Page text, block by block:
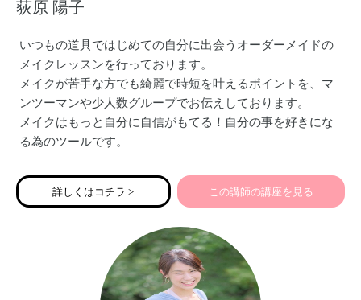
荻原 陽子
いつもの道具ではじめての自分に出会うオーダーメイドの
メイクレッスンを行っております。
メイクが苦手な方でも綺麗で時短を叶えるポイントを、マ
ンツーマンや少人数グループでお伝えしております。
メイクはもっと自分に自信がもてる！自分の事を好きにな
る為のツールです。
たレッスンでご自分で出来るようになって頂いています！
レッスンの受講生は大学生や社会人のファーストメイクか
ションショーのショーメイクまで「魅せる外見を創る」プ
ロとして2012年から活動しております。
詳しくはコチラ > この講師の講座を見る